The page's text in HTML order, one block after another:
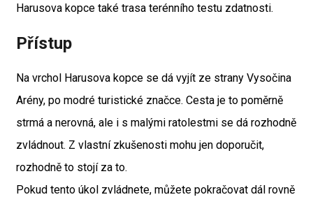
Harusova kopce také trasa terénního testu zdatnosti.
Přístup
Na vrchol Harusova kopce se dá vyjít ze strany Vysočina
Arény, po modré turistické značce. Cesta je to poměrně
strmá a nerovná, ale i s malými ratolestmi se dá rozhodně
zvládnout. Z vlastní zkušenosti mohu jen doporučit,
rozhodně to stojí za to.
Pokud tento úkol zvládnete, můžete pokračovat dál rovně